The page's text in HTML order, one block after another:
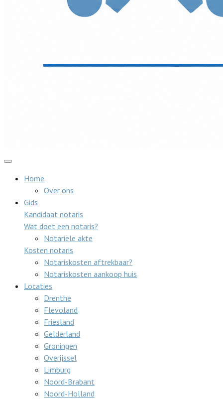
Home
Over ons
Gids
Kandidaat notaris
Wat doet een notaris?
Notariële akte
Kosten notaris
Notariskosten aftrekbaar?
Notariskosten aankoop huis
Locaties
Drenthe
Flevoland
Friesland
Gelderland
Groningen
Overijssel
Limburg
Noord-Brabant
Noord-Holland